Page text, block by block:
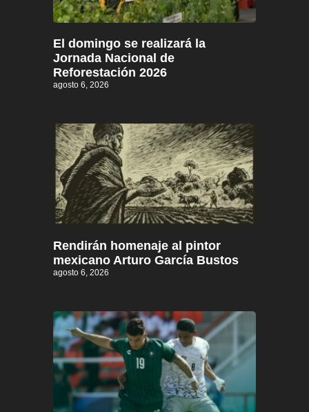
El domingo se realizará la
Jornada Nacional de
Reforestación 2026
agosto 6, 2026
Rendirán homenaje al pintor
mexicano Arturo García Bustos
agosto 6, 2026